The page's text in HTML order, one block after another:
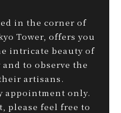
in the corner of
Tower, offers you
intricate beauty of
and to observe the
artisans.
appointment only.
please feel free to